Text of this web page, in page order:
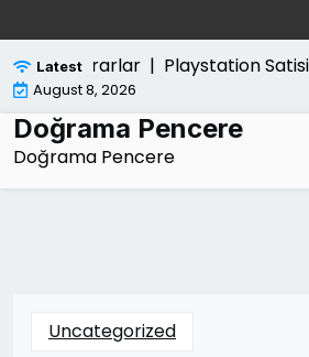
to
content
LatestZararlar |Playstation
August 8, 2026
Doğrama Pencere
Doğrama Pencere
Uncategorized